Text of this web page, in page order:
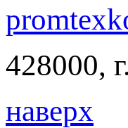
428000,
наверх